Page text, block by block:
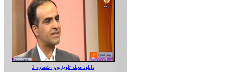
دانلود مجله تلویزیونی شماره 1